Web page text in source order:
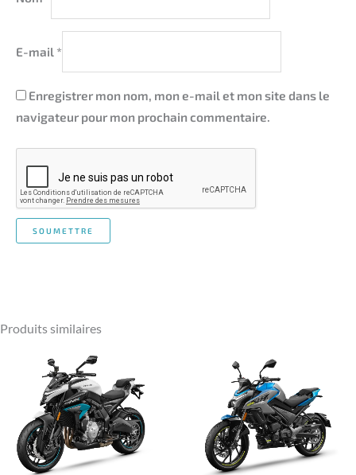
E-mail *
Enregistrer mon nom, mon e-mail et mon site dans le
navigateur pour mon prochain commentaire.
Produits similaires